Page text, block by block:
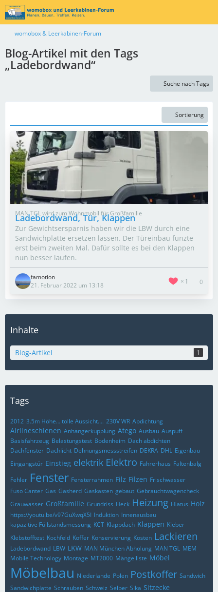
womobox & Leerkabinen-Forum
Blog-Artikel mit den Tags
„Ladebordwand“
Suche nach Tags
Sortierung
MAN TGL wird zum Wohnmobil für Großfamilie
Ladebordwand, Tür, Klappen
Zur Gewichtsersparnis haben wir die LBW durch eine
Sandwichplatte ersetzen lassen. Der Türeinbau funzte
erst beim zweiten Mal. Dafür sollte es bei den Klappen
nun besser laufen.
famotion
21. Februar 2022 um 13:18
1 0
Inhalte
Blog-Artikel 1
Tags
2012 3.5m Höhe… tolle Aussicht…. 230V WR Abdichtung
Airlineschienen Anhängerkupplung Atego Ausbau Auspuff
Basisfahrzeug Belastungstest Bodenheim Dach abdichten
Dachfenster Dachlicht Dehnungsmessstreifen DEKRA DHL Eigenbau
Eingangstür Einstieg elektrik Elektro Fahrerhaus Faltenbalg
Fehler Fenster Fensterrahmen Filz Filzen Frischwasser
Fuso Canter Gas Gasherd Gaskasten gebaut Gebrauchtwagencheck
Grauwasser Großfamilie Grundriss Heck Heizung Hiatus Holz
https://youtu.be/v97GuXwqX5I Induktion Innenausbau
kapazitive Füllstandsmessung KCT Klappdach Klappen Kleber
Klebstofftest Kochfeld Koffer Konservierung Kosten Lackieren
Ladebordwand LBW LKW MAN München Abholung MAN TGL MEM
Mobile Technology Montage MT2000 Mängelliste Möbel
Möbelbau Niederlande Polen Postkoffer Sandwich
Sandwichplatte Schrauben Schweiz Selber Sika Sitzecke